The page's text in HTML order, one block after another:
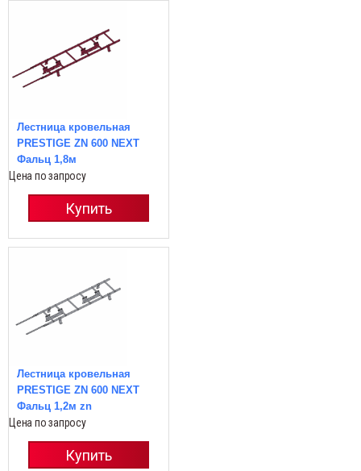
Лестница кровельная
PRESTIGE ZN 600 NEXT
Фальц 1,8м
Цена по запросу
Купить
Лестница кровельная
PRESTIGE ZN 600 NEXT
Фальц 1,2м zn
Цена по запросу
Купить